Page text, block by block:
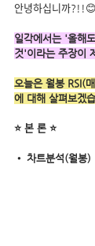
일각에서는 '올해
것'이라는 주장이
오늘은 월봉
에 대해 살펴보겠
⭐ 본 론 ⭐
• 차트분석(월봉)